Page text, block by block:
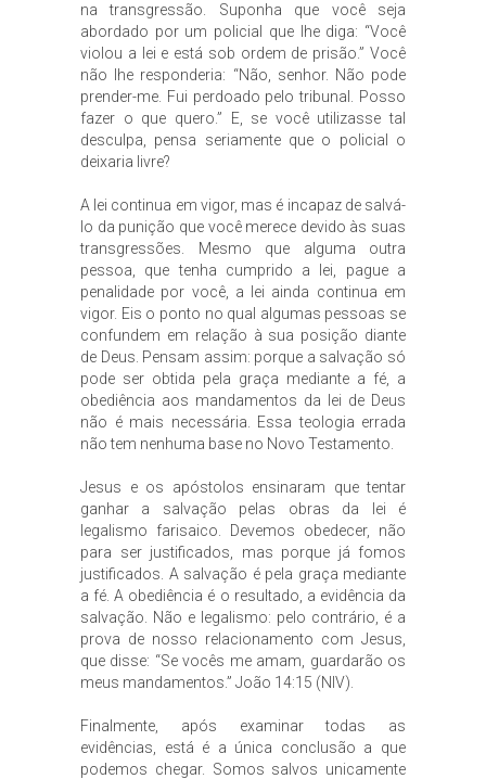
na transgressão. Suponha que você seja
abordado por um policial que lhe diga: “Você
violou a lei e está sob ordem de prisão.” Você
não lhe responderia: “Não, senhor. Não pode
prender-me. Fui perdoado pelo tribunal. Posso
fazer o que quero.” E, se você utilizasse tal
desculpa, pensa seriamente que o policial o
deixaria livre?
A lei continua em vigor, mas é incapaz de salvá-
lo da punição que você merece devido às suas
transgressões. Mesmo que alguma outra
pessoa, que tenha cumprido a lei, pague a
penalidade por você, a lei ainda continua em
vigor. Eis o ponto no qual algumas pessoas se
confundem em relação à sua posição diante
de Deus. Pensam assim: porque a salvação só
pode ser obtida pela graça mediante a fé, a
obediência aos mandamentos da lei de Deus
não é mais necessária. Essa teologia errada
não tem nenhuma base no Novo Testamento.
Jesus e os apóstolos ensinaram que tentar
ganhar a salvação pelas obras da lei é
legalismo farisaico. Devemos obedecer, não
para ser justificados, mas porque já fomos
justificados. A salvação é pela graça mediante
a fé. A obediência é o resultado, a evidência da
salvação. Não e legalismo: pelo contrário, é a
prova de nosso relacionamento com Jesus,
que disse: “Se vocês me amam, guardarão os
meus mandamentos.” João 14:15 (NIV).
Finalmente, após examinar todas as
evidências, está é a única conclusão a que
podemos chegar. Somos salvos unicamente